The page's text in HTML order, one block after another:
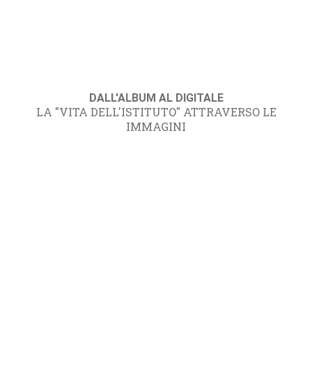
DALL'ALBUM AL DIGITALE
LA "VITA DELL'ISTITUTO" ATTRAVERSO LE
IMMAGINI